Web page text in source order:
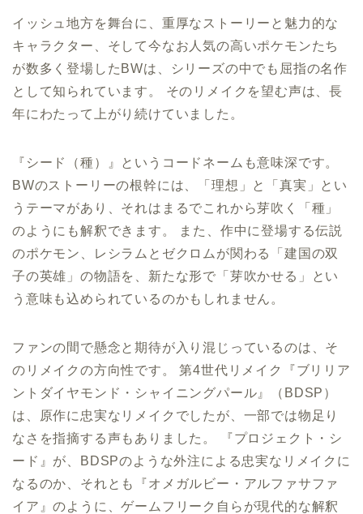
イッシュ地方を舞台に、重厚なストーリーと魅力的な
キャラクター、そして今なお人気の高いポケモンたち
が数多く登場したBWは、シリーズの中でも屈指の名作
として知られています。 そのリメイクを望む声は、長
年にわたって上がり続けていました。
『シード（種）』というコードネームも意味深です。
BWのストーリーの根幹には、「理想」と「真実」とい
うテーマがあり、それはまるでこれから芽吹く「種」
のようにも解釈できます。 また、作中に登場する伝説
のポケモン、レシラムとゼクロムが関わる「建国の双
子の英雄」の物語を、新たな形で「芽吹かせる」とい
う意味も込められているのかもしれません。
ファンの間で懸念と期待が入り混じっているのは、そ
のリメイクの方向性です。 第4世代リメイク『ブリリア
ントダイヤモンド・シャイニングパール』（BDSP）
は、原作に忠実なリメイクでしたが、一部では物足り
なさを指摘する声もありました。 『プロジェクト・シ
ード』が、BDSPのような外注による忠実なリメイクに
なるのか、それとも『オメガルビー・アルファサファ
イア』のように、ゲームフリーク自らが現代的な解釈